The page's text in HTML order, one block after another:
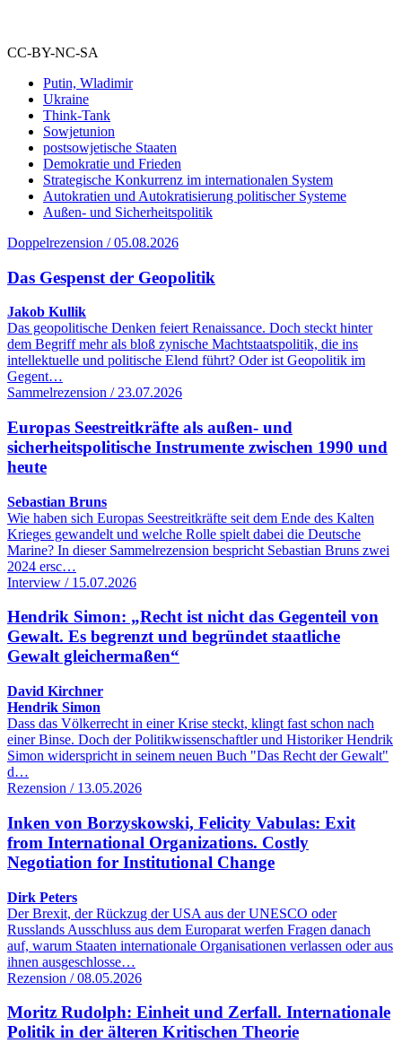
CC-BY-NC-SA
Putin, Wladimir
Ukraine
Think-Tank
Sowjetunion
postsowjetische Staaten
Demokratie und Frieden
Strategische Konkurrenz im internationalen System
Autokratien und Autokratisierung politischer Systeme
Außen- und Sicherheitspolitik
Doppelrezension / 05.08.2026
Das Gespenst der Geopolitik
Jakob Kullik
Das geopolitische Denken feiert Renaissance. Doch steckt hinter
dem Begriff mehr als bloß zynische Machtstaatspolitik, die ins
intellektuelle und politische Elend führt? Oder ist Geopolitik im
Gegent…
Sammelrezension / 23.07.2026
Europas Seestreitkräfte als außen- und
sicherheitspolitische Instrumente zwischen 1990 und
heute
Sebastian Bruns
Wie haben sich Europas Seestreitkräfte seit dem Ende des Kalten
Krieges gewandelt und welche Rolle spielt dabei die Deutsche
Marine? In dieser Sammelrezension bespricht Sebastian Bruns zwei
2024 ersc…
Interview / 15.07.2026
Hendrik Simon: „Recht ist nicht das Gegenteil von
Gewalt. Es begrenzt und begründet staatliche
Gewalt gleichermaßen“
David Kirchner
Hendrik Simon
Dass das Völkerrecht in einer Krise steckt, klingt fast schon nach
einer Binse. Doch der Politikwissenschaftler und Historiker Hendrik
Simon widerspricht in seinem neuen Buch "Das Recht der Gewalt"
d…
Rezension / 13.05.2026
Inken von Borzyskowski, Felicity Vabulas: Exit
from International Organizations. Costly
Negotiation for Institutional Change
Dirk Peters
Der Brexit, der Rückzug der USA aus der UNESCO oder
Russlands Ausschluss aus dem Europarat werfen Fragen danach
auf, warum Staaten internationale Organisationen verlassen oder aus
ihnen ausgeschlosse…
Rezension / 08.05.2026
Moritz Rudolph: Einheit und Zerfall. Internationale
Politik in der älteren Kritischen Theorie